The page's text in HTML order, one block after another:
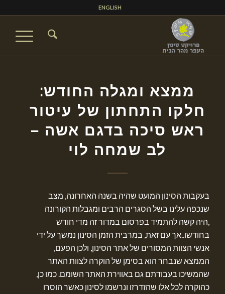
ENGLISH
ממצא ומגלה החודש:
חלקו התחתון של עיטור
ראש סיכה בדגם אשה –
לב שמחה לוי
בעקבות הסינון המועט שהיה בשנה האחרונה, מצב
שנכפה עלינו בשל הסגרים הרבים ומגבלות הקורונה
,היה קשה להתמיד בפרסום במדור זה מדי חודש
בחודשו..אך עם זאת, במרבית הזמן הסינון נמשך על ידי
אנשי הצוות המסורים של אתר הסינון, ולכן הפעם,
הממצא שנבחר הוא בסימן של הוקרה לצוות האתר
שהמשיכו בעבודתם גם באווירת האתר השומם. כמו כן,
כהוקרה לכל אלו שהזדרזו ונרשמו לסינון כאשר הוסרו